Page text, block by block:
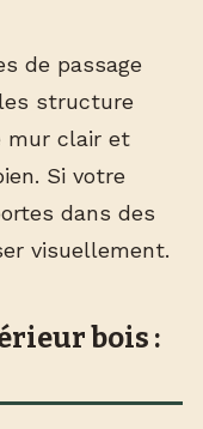
de passage
structure
mur clair et
Si votre
dans des
visuellement.
bois :